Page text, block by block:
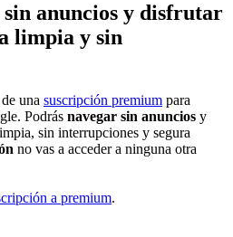
sin anuncios y disfrutar
limpia y sin
una suscripción premium para
Podrás navegar sin anuncios y
sin interrupciones y segura
no vas a acceder a ninguna otra
a premium.